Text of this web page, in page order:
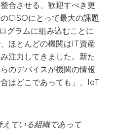
合させる、歓迎すべき更
CISOにとって最大の課題
グラムに組み込むことに
ほとんどの機関はIT資産
注力してきました。新た
のデバイスが機関の情報
はどこであっても」、IoT
ている組織であって